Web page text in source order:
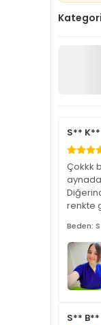
S** K**
Çokkk
renkte
Beden: S
S** B**